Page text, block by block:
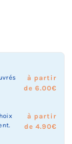
à partir
de 6.00€
à partir
de 4.90€